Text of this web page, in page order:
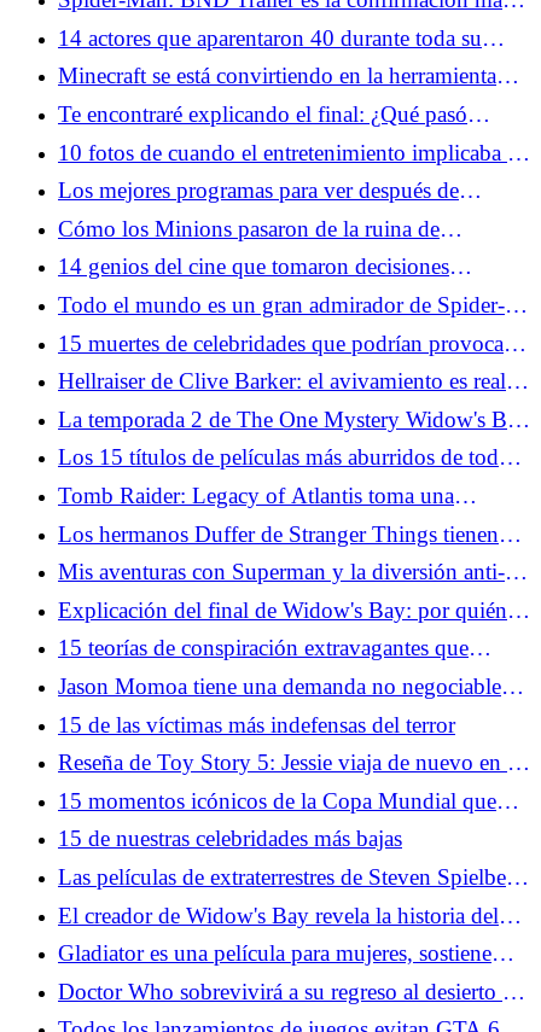
clara de un crossover de X-Men hasta el momento
14 actores que aparentaron 40 durante toda su
carrera
Minecraft se está convirtiendo en la herramienta
narrativa más inesperada del entretenimiento
Te encontraré explicando el final: ¿Qué pasó
realmente con Matthew?
10 fotos de cuando el entretenimiento implicaba un
peligro real
Los mejores programas para ver después de
Widow's Bay
Cómo los Minions pasaron de la ruina de
Facebook a los héroes de taquilla de Hollywood
14 genios del cine que tomaron decisiones
increíblemente tontas
Todo el mundo es un gran admirador de Spider-
Man: Web Tornado del tráiler de Brand New Day
15 muertes de celebridades que podrían provocar
una devastación al nivel de Michael Jackson
Hellraiser de Clive Barker: el avivamiento es real y
fantástico
La temporada 2 de The One Mystery Widow's Bay
debería negarse a resolverse
Los 15 títulos de películas más aburridos de todos
los tiempos, si se toman literalmente
Tomb Raider: Legacy of Atlantis toma una
"Ningún Laras se queda atrás" Acercarse
Los hermanos Duffer de Stranger Things tienen
una nueva y misteriosa película en proceso con
Paramount
Mis aventuras con Superman y la diversión anti-
canónica de Supergirl
Explicación del final de Widow's Bay: por quién
doblan las campanas
15 teorías de conspiración extravagantes que
mucha gente todavía acepta
Jason Momoa tiene una demanda no negociable
para una película de Lobo
15 de las víctimas más indefensas del terror
Reseña de Toy Story 5: Jessie viaja de nuevo en la
clásica aventura de Pixar
15 momentos icónicos de la Copa Mundial que
incluso los no fanáticos del fútbol deberían
conocer
15 de nuestras celebridades más bajas
Las películas de extraterrestres de Steven Spielberg
son realmente toda una vida contándonos sus
sueños y miedos
El creador de Widow's Bay revela la historia del
origen del programa
Gladiator es una película para mujeres, sostiene
Russell Crowe
Doctor Who sobrevivirá a su regreso al desierto (y
será mejor por ello)